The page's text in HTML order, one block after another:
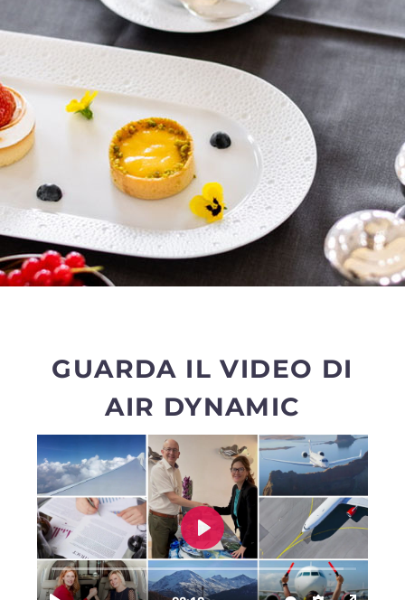
GUARDA IL VIDEO DI
AIR DYNAMIC